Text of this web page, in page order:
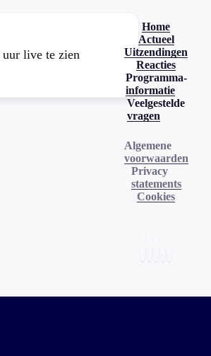
uur live te zien
Home
Actueel
Uitzendingen
Reacties
Programma-
informatie
Veelgestelde
vragen
Algemene
voorwaarden
Privacy
statements
Cookies